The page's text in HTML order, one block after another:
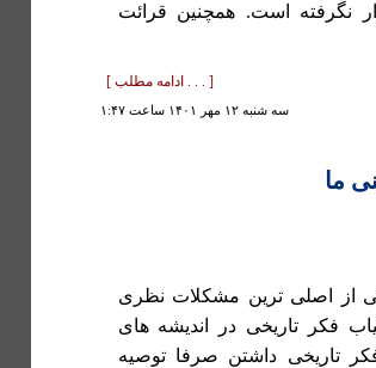
نگرفته است. همچنين قرائت
[ . . . ادامه مطلب ]
سه شنبه ۱۲ مهر ۱۴۰۱ ساعت ۱:۴۷
ما
از اصلی ترین مشکلات نظری
فکر تاريخی در انديشه های
تاريخی داشتن صرفا توصيه